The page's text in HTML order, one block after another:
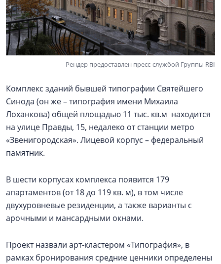
Рендер предоставлен пресс-службой Группы RBI
Комплекс зданий бывшей типографии Святейшего
Синода (он же – типография имени Михаила
Лоханкова) общей площадью 11 тыс. кв.м находится
на улице Правды, 15, недалеко от станции метро
«Звенигородская». Лицевой корпус – федеральный
памятник.
В шести корпусах комплекса появится 179
апартаментов (от 18 до 119 кв. м), в том числе
двухуровневые резиденции, а также варианты с
арочными и мансардными окнами.
Проект назвали арт-кластером «Типография», в
рамках бронирования средние ценники определены